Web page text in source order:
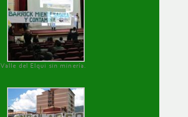
Valle del Elqui sin minería.